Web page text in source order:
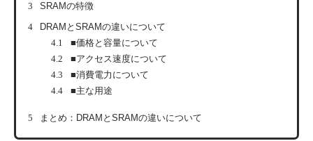
3
SRAMの特徴
4
DRAMとSRAMの違いについて
4.1
■価格と容量について
4.2
■アクセス速度について
4.3
■消費電力について
4.4
■主な用途
5 まとめ：DRAMとSRAMの違いについて